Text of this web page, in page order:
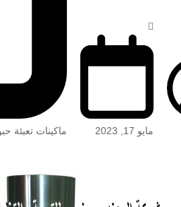
مايو 17, 2023 ماكينات تعبئة